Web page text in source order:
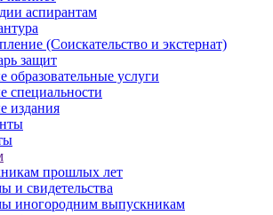
аспирантам
(Соискательство и экстернат)
защит
образовательные услуги
специальности
издания
прошлых лет
и свидетельства
иногородним выпускникам